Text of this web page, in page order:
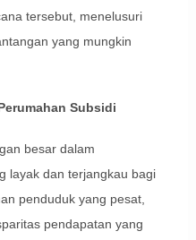
tersebut, menelusuri
yang mungkin
Subsidi
besar dalam
layak dan terjangkau bagi
penduduk yang pesat,
pendapatan yang